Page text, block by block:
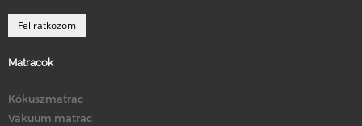
Matracok
Kókuszmatrac
Vákuum matrac